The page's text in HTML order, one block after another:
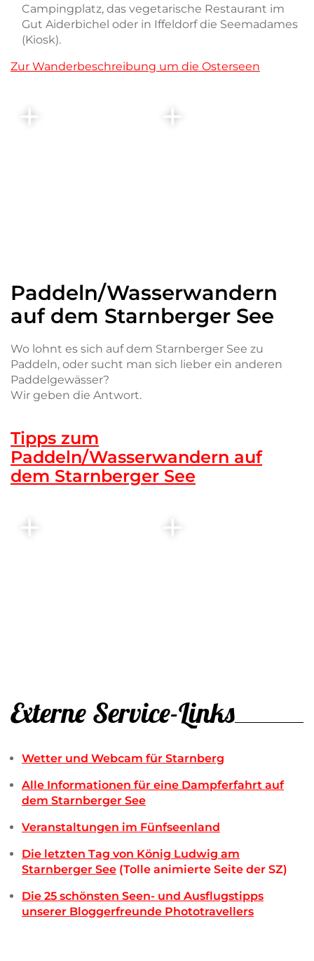
Campingplatz, das vegetarische Restaurant im
Gut Aiderbichel oder in Iffeldorf die Seemadames
(Kiosk).
Zur Wanderbeschreibung um die Osterseen
Paddeln/Wasserwandern
auf dem Starnberger See
Wo lohnt es sich auf dem Starnberger See zu
Paddeln, oder sucht man sich lieber ein anderen
Paddelgewässer?
Wir geben die Antwort.
Tipps zum
Paddeln/Wasserwandern auf
dem Starnberger See
Externe Service-Links
Wetter und Webcam für Starnberg
Alle Informationen für eine Dampferfahrt auf
dem Starnberger See
Veranstaltungen im Fünfseenland
Die letzten Tag von König Ludwig am
Starnberger See (Tolle animierte Seite der SZ)
Die 25 schönsten Seen- und Ausflugstipps
unserer Bloggerfreunde Phototravellers